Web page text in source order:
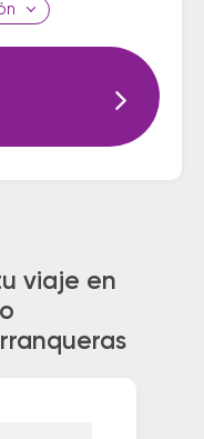
viaje en